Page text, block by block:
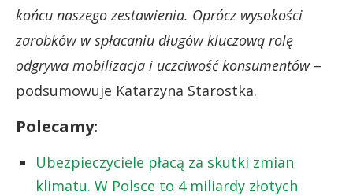
końcu naszego zestawienia. Oprócz wysokości
zarobków w spłacaniu długów kluczową rolę
odgrywa mobilizacja i uczciwość konsumentów–
podsumowuje Katarzyna Starostka.
Polecamy:
Ubezpieczyciele płacą za skutki zmian
klimatu. W Polsce to 4 miliardy złotych